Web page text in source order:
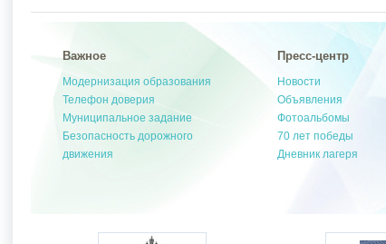
Важное
Модернизация образования
Телефон доверия
Муниципальное задание
Безопасность дорожного
движения
Пресс-центр
Новости
Объявления
Фотоальбомы
70 лет победы
Дневник лагеря